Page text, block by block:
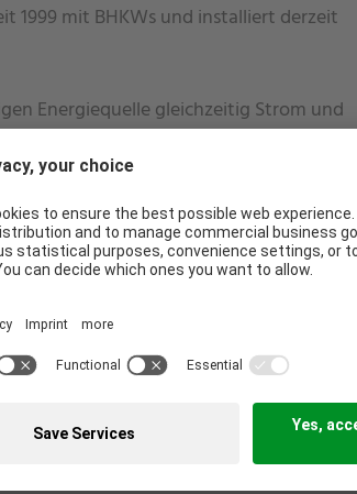
1999 mit BHKWs und installiert derzeit
Energiequelle gleichzeitig Strom und
Service